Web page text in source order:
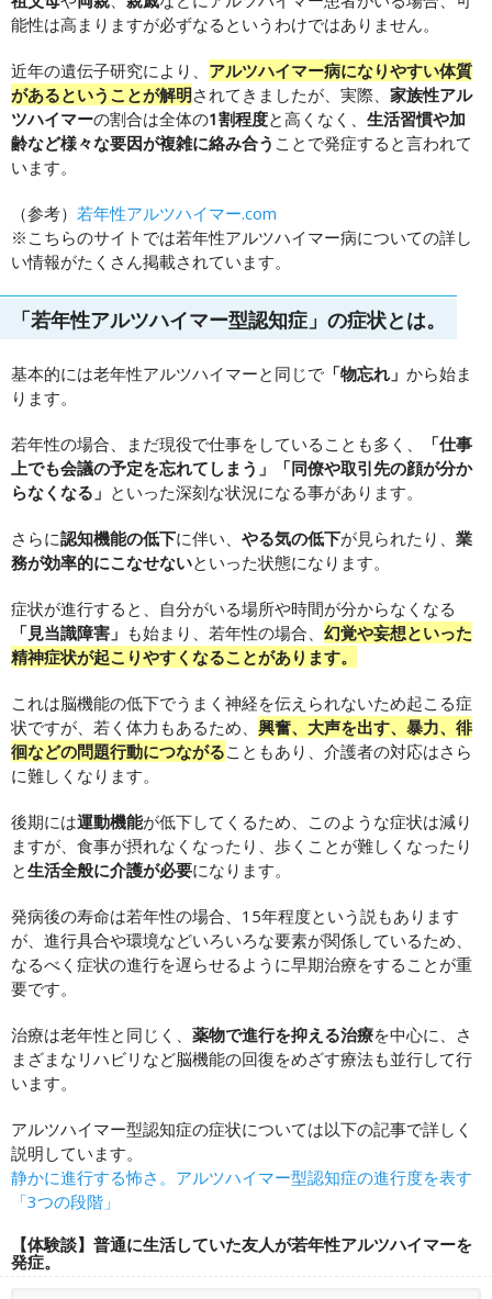
能性は高まりますが必ずなるというわけではありません。
近年の遺伝子研究により、 アルツハイマー病になりやすい体質
があるということが解明されてきましたが、実際、 家族性アル
ツハイマーの割合は全体の1割程度と高くなく、 生活習慣や加
齢など様々な要因が複雑に絡み合う ことで発症すると言われて
います。
（参考） 若年性アルツハイマー.com
※こちらのサイトでは若年性アルツハイマー病についての詳し
い情報がたくさん掲載されています。
「若年性アルツハイマー型認知症」の症状とは。
基本的には老年性アルツハイマーと同じで 「物忘れ」 から始ま
ります。
若年性の場合、まだ現役で仕事をしていることも多く、
「仕事
上でも会議の予定を忘れてしまう」「同僚や取引先の顔が分か
らなくなる」 といった深刻な状況になる事があります。
さらに認知機能の低下に伴い、 やる気の低下が見られたり、 業
務が効率的にこなせないといった状態になります。
症状が進行すると、自分がいる場所や時間が分からなくなる
「見当識障害」 も始まり、若年性の場合、 幻覚や妄想といった
精神症状が起こりやすくなることがあります。
これは脳機能の低下でうまく神経を伝えられないため起こる症
状ですが、若く体力もあるため、 興奮、大声を出す、暴力、徘
徊などの問題行動につながることもあり、介護者の対応はさら
に難しくなります。
後期には運動機能が低下してくるため、このような症状は減り
ますが、食事が摂れなくなったり、歩くことが難しくなったり
と生活全般に介護が必要になります。
発病後の寿命は若年性の場合、15年程度という説もあります
が、進行具合や環境などいろいろな要素が関係しているため、
なるべく症状の進行を遅らせるように早期治療をすることが重
要です。
治療は老年性と同じく、 薬物で進行を抑える治療を中心に、さ
まざまなリハビリなど脳機能の回復をめざす療法も並行して行
います。
アルツハイマー型認知症の症状については以下の記事で詳しく
説明しています。
静かに進行する怖さ。アルツハイマー型認知症の進行度を表す
「3つの段階」
【体験談】普通に生活していた友人が若年性アルツハイマーを
発症。